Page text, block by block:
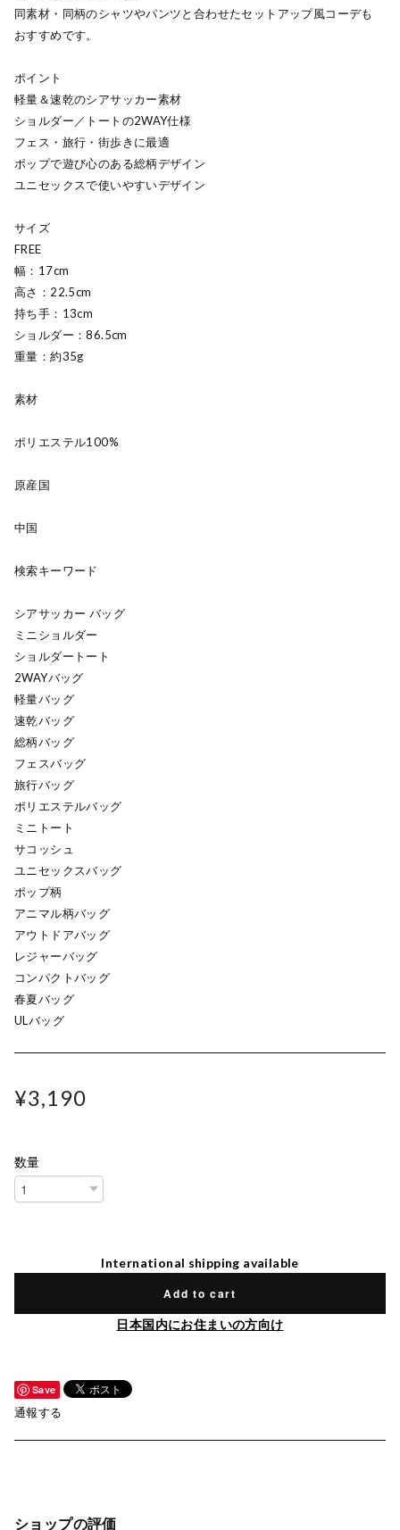
同素材・同柄のシャツやパンツと合わせたセットアップ風コーデも
おすすめです。
ポイント
軽量＆速乾のシアサッカー素材
ショルダー／トートの2WAY仕様
フェス・旅行・街歩きに最適
ポップで遊び心のある総柄デザイン
ユニセックスで使いやすいデザイン
サイズ
FREE
幅：17cm
高さ：22.5cm
持ち手：13cm
ショルダー：86.5cm
重量：約35g
素材
ポリエステル100%
原産国
中国
検索キーワード
シアサッカー バッグ
ミニショルダー
ショルダートート
2WAYバッグ
軽量バッグ
速乾バッグ
総柄バッグ
フェスバッグ
旅行バッグ
ポリエステルバッグ
ミニトート
サコッシュ
ユニセックスバッグ
ポップ柄
アニマル柄バッグ
アウトドアバッグ
レジャーバッグ
コンパクトバッグ
春夏バッグ
ULバッグ
¥3,190
数量
International shipping available
Add to cart
日本国内にお住まいの方向け
Save
通報する
ショップの評価